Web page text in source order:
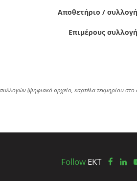
Αποθετήριο / συλλογή
Επιμέρους συλλογή
(ψηφιακό αρχείο, καρτέλα τεκμηρίου
FollowEKT